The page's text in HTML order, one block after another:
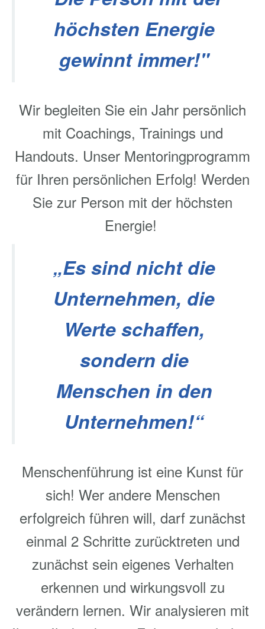
höchsten Energie
gewinnt immer!"
Wir begleiten Sie ein Jahr persönlich
mit Coachings, Trainings und
Handouts. Unser Mentoringprogramm
für Ihren persönlichen Erfolg! Werden
Sie zur Person mit der höchsten
Energie!
„Es sind nicht die
Unternehmen, die
Werte schaffen,
sondern die
Menschen in den
Unternehmen!“
Menschenführung ist eine Kunst für
sich! Wer andere Menschen
erfolgreich führen will, darf zunächst
einmal 2 Schritte zurücktreten und
zunächst sein eigenes Verhalten
erkennen und wirkungsvoll zu
verändern lernen. Wir analysieren mit